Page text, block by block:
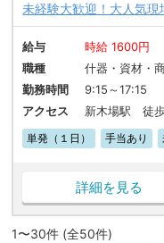
未経験大歓迎！大人気現
給与
時給 1600円
職種
什器・資材・
勤務時間
9:15～17:15
アクセス
新木場駅 徒
単発（１日） 手当あり
詳細を見る
1〜30件 (全50件)